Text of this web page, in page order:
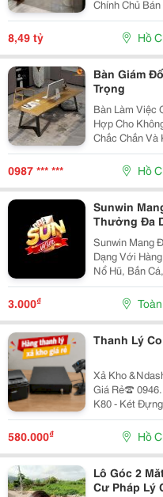
Chính Chủ
&Ndash; Vị Trí
8,49 tỷ Hồ
Bàn Giám
Trọng
Bàn Làm Việc
Hợp Cho
Chắc Chắn Và
Nhiên Đẹp Mắt
Tạo Nên Tổng
0987 *** *** Hồ
Sunwin
Thưởng Đa
Sunwin Mang
Dạng Với
Nổ Hũ, Bắn
Sắc Nét, Thao
Tranh Cùng
3.000₫
Thanh Lý
Xả Kho
Giá Rẻ☎️ 0946.111.675 Combo
K80 - Két Đựng Tiền - Máy Quét Mã Vạch Phù Hợp Cho
Tạp Hóa, Shop,
580.000₫ Hồ
Lô Góc 2
Cư Pháp Lý